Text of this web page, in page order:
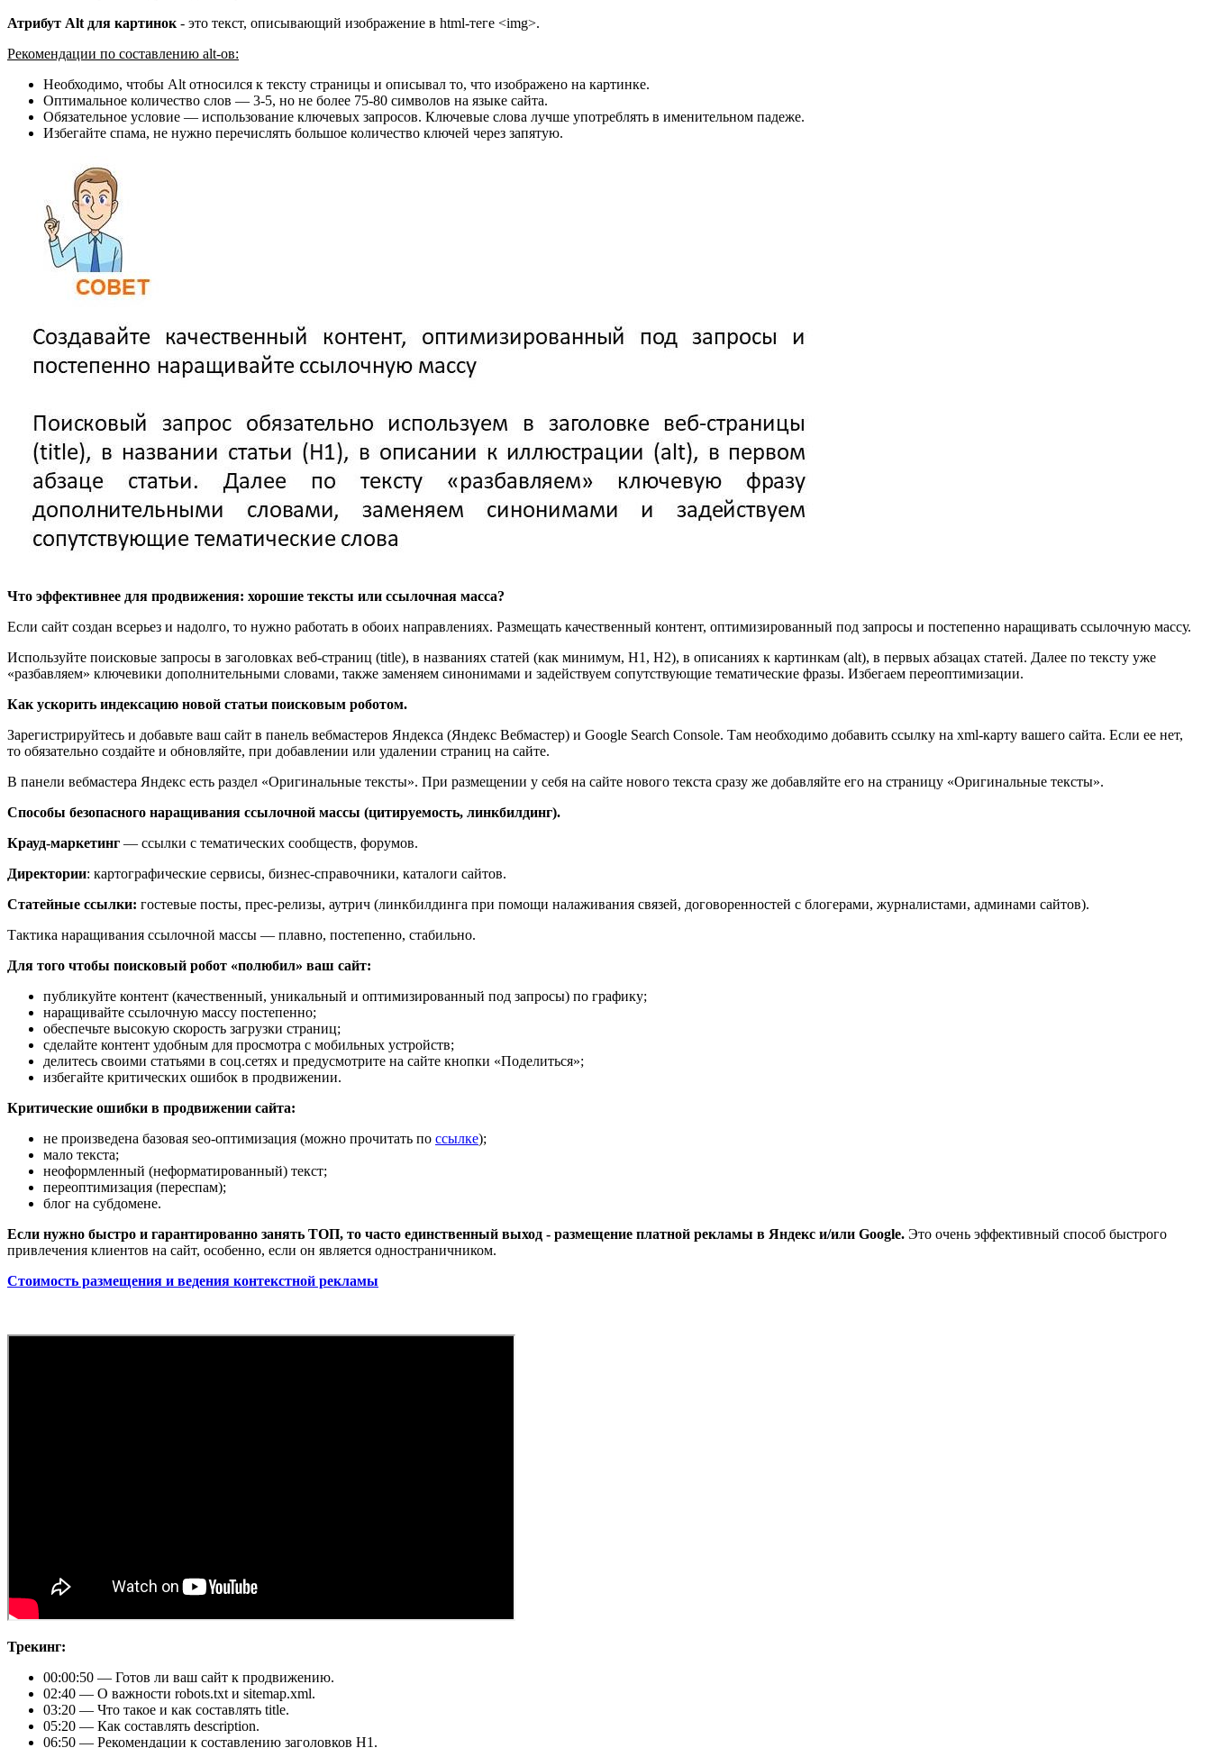
Атрибут Alt для картинок - это текст, описывающий изображение в html-теге <img>.
Рекомендации по составлению alt-ов:
Необходимо, чтобы Alt относился к тексту страницы и описывал то, что изображено на картинке.
Оптимальное количество слов — 3-5, но не более 75-80 символов на языке сайта.
Обязательное условие — использование ключевых запросов. Ключевые слова лучше употреблять в именительном падеже.
Избегайте спама, не нужно перечислять большое количество ключей через запятую.
Что эффективнее для продвижения: хорошие тексты или ссылочная масса?
Если сайт создан всерьез и надолго, то нужно работать в обоих направлениях. Размещать качественный контент, оптимизированный под запросы и постепенно наращивать ссылочную массу.
Используйте поисковые запросы в заголовках веб-страниц (title), в названиях статей (как минимум, H1, H2), в описаниях к картинкам (alt), в первых абзацах статей. Далее по тексту уже
«разбавляем» ключевики дополнительными словами, также заменяем синонимами и задействуем сопутствующие тематические фразы. Избегаем переоптимизации.
Как ускорить индексацию новой статьи поисковым роботом.
Зарегистрируйтесь и добавьте ваш сайт в панель вебмастеров Яндекса (Яндекс Вебмастер) и Google Search Console. Там необходимо добавить ссылку на xml-карту вашего сайта. Если ее нет,
то обязательно создайте и обновляйте, при добавлении или удалении страниц на сайте.
В панели вебмастера Яндекс есть раздел «Оригинальные тексты». При размещении у себя на сайте нового текста сразу же добавляйте его на страницу «Оригинальные тексты».
Способы безопасного наращивания ссылочной массы (цитируемость, линкбилдинг).
Крауд-маркетинг — ссылки с тематических сообществ, форумов.
Директории: картографические сервисы, бизнес-справочники, каталоги сайтов.
Статейные ссылки: гостевые посты, прес-релизы, аутрич (линкбилдинга при помощи налаживания связей, договоренностей с блогерами, журналистами, админами сайтов).
Тактика наращивания ссылочной массы — плавно, постепенно, стабильно.
Для того чтобы поисковый робот «полюбил» ваш сайт:
публикуйте контент (качественный, уникальный и оптимизированный под запросы) по графику;
наращивайте ссылочную массу постепенно;
обеспечьте высокую скорость загрузки страниц;
сделайте контент удобным для просмотра с мобильных устройств;
делитесь своими статьями в соц.сетях и предусмотрите на сайте кнопки «Поделиться»;
избегайте критических ошибок в продвижении.
Критические ошибки в продвижении сайта:
не произведена базовая seo-оптимизация (можно прочитать по ссылке);
мало текста;
неоформленный (неформатированный) текст;
переоптимизация (переспам);
блог на субдомене.
Если нужно быстро и гарантированно занять ТОП, то часто единственный выход - размещение платной рекламы в Яндекс и/или Google. Это очень эффективный способ быстрого
привлечения клиентов на сайт, особенно, если он является одностраничником.
Стоимость размещения и ведения контекстной рекламы
Трекинг:
00:00:50 — Готов ли ваш сайт к продвижению.
02:40 — О важности robots.txt и sitemap.xml.
03:20 — Что такое и как составлять title.
05:20 — Как составлять description.
06:50 — Рекомендации к составлению заголовков H1.